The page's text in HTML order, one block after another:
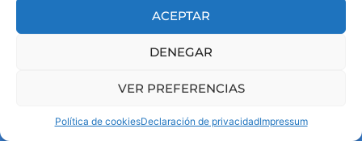
ACEPTAR
DENEGAR
VER PREFERENCIAS
Política de cookiesDeclaración de privacidadImpressum
implementar
estrategia?